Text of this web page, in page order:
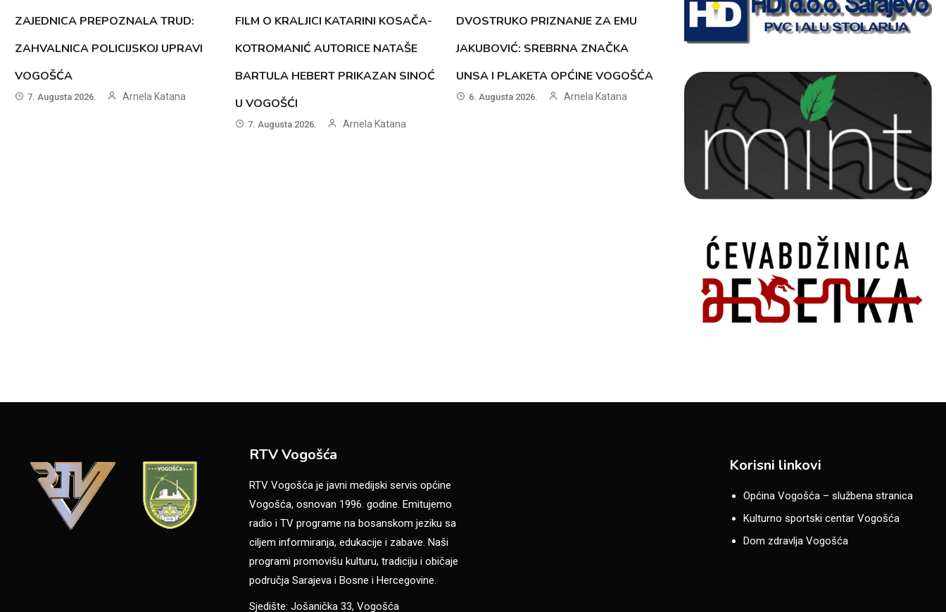
ZAJEDNICA PREPOZNALA TRUD:
ZAHVALNICA POLICIJSKOJ UPRAVI
VOGOŠĆA
7. Augusta 2026. Arnela Katana
FILM O KRALJICI KATARINI KOSAČA-
KOTROMANIĆ AUTORICE NATAŠE
BARTULA HEBERT PRIKAZAN SINOĆ
U VOGOŠĆI
7. Augusta 2026. Arnela Katana
DVOSTRUKO PRIZNANJE ZA EMU
JAKUBOVIĆ: SREBRNA ZNAČKA
UNSA I PLAKETA OPĆINE VOGOŠĆA
6. Augusta 2026. Arnela Katana
RTV Vogošća
RTV Vogošća je javni medijski servis općine
Vogošća, osnovan 1996. godine. Emitujemo
radio i TV programe na bosanskom jeziku sa
ciljem informiranja, edukacije i zabave. Naši
programi promovišu kulturu, tradiciju i običaje
područja Sarajeva i Bosne i Hercegovine.
Sjedište: Jošanička 33, Vogošća
Korisni linkovi
Općina Vogošća – službena stranica
Kulturno sportski centar Vogošća
Dom zdravlja Vogošća